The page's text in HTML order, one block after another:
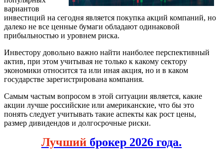
вариантов
инвестиций на сегодня является покупка акций компаний, но
далеко не все ценные бумаги обладают одинаковой
прибыльностью и уровнем риска.
Инвестору довольно важно найти наиболее перспективный
актив, при этом учитывая не только к какому сектору
экономики относится та или иная акция, но и в каком
государстве зарегистрирована компания.
Самым частым вопросом в этой ситуации является, какие
акции лучше российские или американские, что бы это
понять следует учитывать такие аспекты как рост цены,
размер дивидендов и долгосрочные риски.
Лучший брокер 2026 года.